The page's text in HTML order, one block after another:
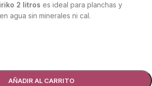
2 litros es ideal para planchas y
agua sin minerales ni cal.
AÑADIR AL CARRITO